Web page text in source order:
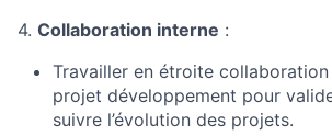
4. Collaboration interne :
Travailler en étroite
projet développement pour
suivre l’évolution des projets.